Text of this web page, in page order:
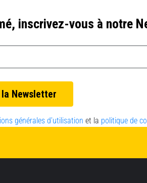
inscrivez-vous à notre
générales d’utilisation et la politique de